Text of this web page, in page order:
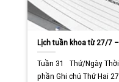
Lịch tuần khoa từ 27/7
Tuần 31 Thứ/Ngày
phần Ghi chú Thứ Hai